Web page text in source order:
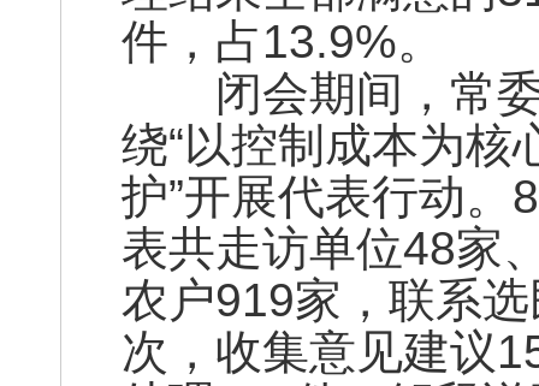
件，占13.9%。
闭会期间，常委
绕“以控制成本为核
护”开展代表行动。
表共走访单位48家
农户919家，联系
次，收集意见建议